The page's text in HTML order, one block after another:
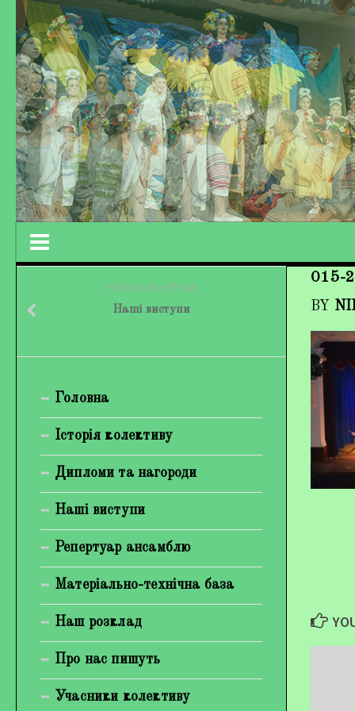
Кохно Вікторія Вікторівна
Гірієнко Ірина Михайлівна
Галерея
Відеогалерея
Фотогалерея
015-
BY
PREVIOUS STORY
Наші виступи
Головна
Історія колективу
Дипломи та нагороди
Наші виступи
Репертуар ансамблю
Матеріально-технічна база
Наш розклад
Про нас пишуть
Учасники колективу